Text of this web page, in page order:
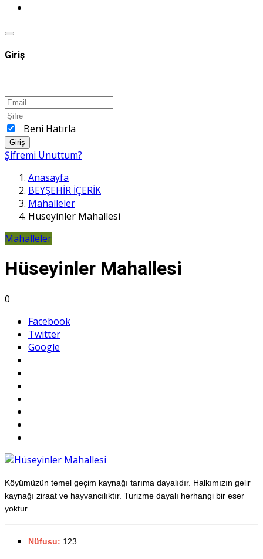
Giriş
Beni Hatırla
Giriş
Şifremi Unuttum?
Anasayfa
BEYŞEHİR İÇERİK
Mahalleler
Hüseyinler Mahallesi
Mahalleler
Hüseyinler Mahallesi
0
Facebook
Twitter
Google
Köyümüzün temel geçim kaynağı tarıma dayalıdır. Halkımızın gelir
kaynağı ziraat ve hayvancılıktır. Turizme dayalı herhangi bir eser
yoktur.
Nüfusu: 123